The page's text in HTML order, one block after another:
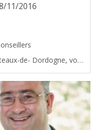
11/2016
de- Dordogne, vous
leur soutien, en
Permanente du